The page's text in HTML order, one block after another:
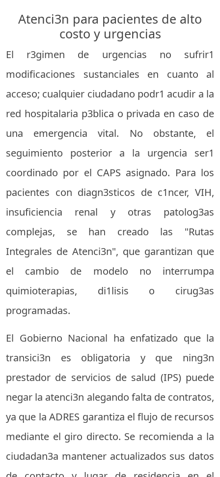
Atenci3n para pacientes de alto
costo y urgencias
El r3gimen de urgencias no sufrir1
modificaciones sustanciales en cuanto al
acceso; cualquier ciudadano podr1 acudir a la
red hospitalaria p3blica o privada en caso de
una emergencia vital. No obstante, el
seguimiento posterior a la urgencia ser1
coordinado por el CAPS asignado. Para los
pacientes con diagn3sticos de c1ncer, VIH,
insuficiencia renal y otras patolog3as
complejas, se han creado las "Rutas
Integrales de Atenci3n", que garantizan que
el cambio de modelo no interrumpa
quimioterapias, di1lisis o cirug3as
programadas.
El Gobierno Nacional ha enfatizado que la
transici3n es obligatoria y que ning3n
prestador de servicios de salud (IPS) puede
negar la atenci3n alegando falta de contratos,
ya que la ADRES garantiza el flujo de recursos
mediante el giro directo. Se recomienda a la
ciudadan3a mantener actualizados sus datos